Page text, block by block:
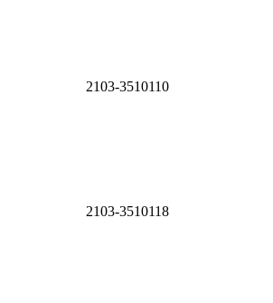
2103-3510110
2103-3510118